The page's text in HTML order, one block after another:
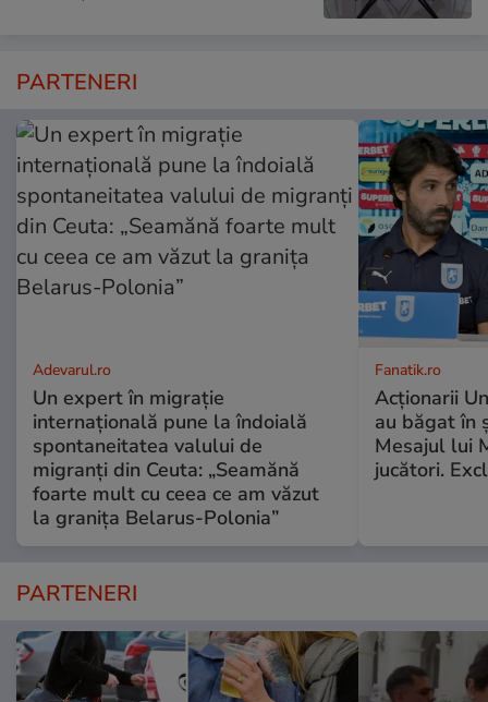
PARTENERI
Adevarul.ro
Un expert în migrație
internațională pune la îndoială
spontaneitatea valului de
migranți din Ceuta: „Seamănă
foarte mult cu ceea ce am văzut
la granița Belarus-Polonia”
Fanatik.ro
Acționarii
au băgat în
Mesajul lui
jucători.
PARTENERI